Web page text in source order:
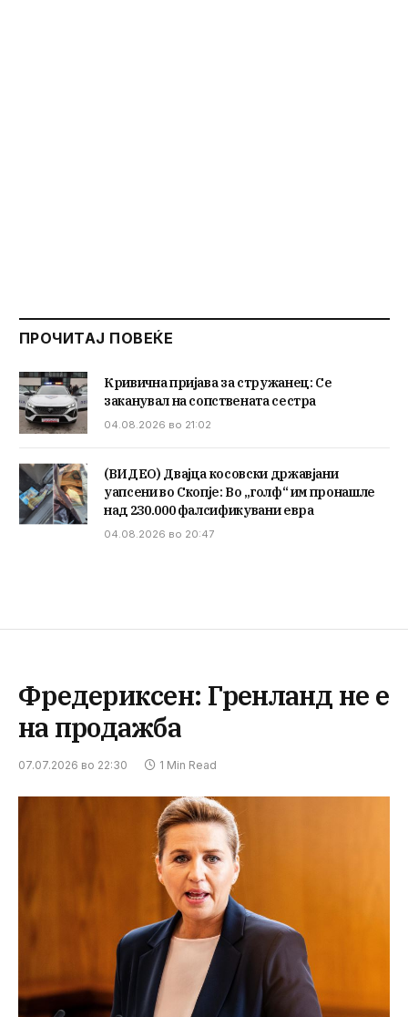
ПРОЧИТАЈ ПОВЕЌЕ
Кривична пријава за стружанец: Се
заканувал на сопствената сестра
04.08.2026 во 21:02
(ВИДЕО) Двајца косовски државјани
уапсени во Скопје: Во „голф“ им пронашле
над 230.000 фалсификувани евра
04.08.2026 во 20:47
Фредериксен: Гренланд не е
на продажба
07.07.2026 во 22:30 1 Min Read